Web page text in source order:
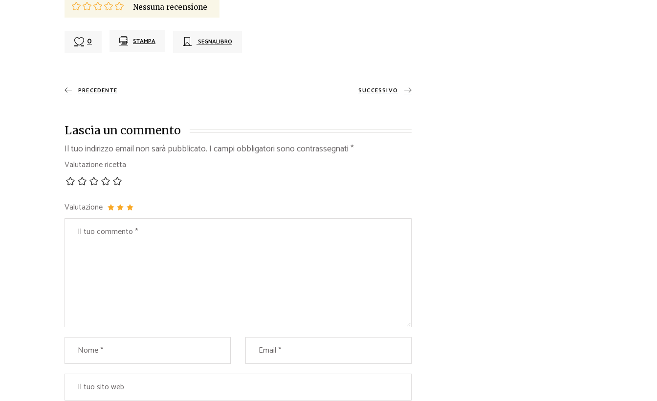
Nessuna recensione
0 STAMPA SEGNALIBRO
PRECEDENTE SUCCESSIVO
Lascia un commento
Il tuo indirizzo email non sarà pubblicato. I campi obbligatori sono contrassegnati*
Valutazione ricetta
Valutazione